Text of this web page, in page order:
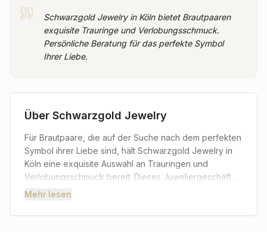
Schwarzgold Jewelry in Köln bietet Brautpaaren
exquisite Trauringe und Verlobungsschmuck.
Persönliche Beratung für das perfekte Symbol
Ihrer Liebe.
Über Schwarzgold Jewelry
Für Brautpaare, die auf der Suche nach dem perfekten
Symbol ihrer Liebe sind, hält Schwarzgold Jewelry in
Köln eine exquisite Auswahl an Trauringen und
Verlobungsschmuck bereit. Dieses Juweliergeschäft
versteht es, traditionelle Handwerkskunst mit
schaffen, die nicht nur am Hochzeitstag, sondern ein
Mehr lesen